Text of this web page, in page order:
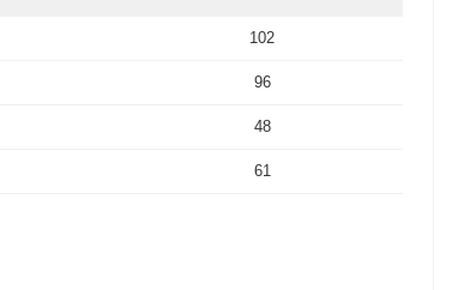
102
96
48
61